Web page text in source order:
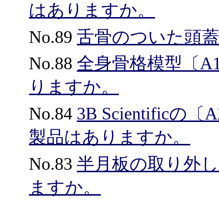
はありますか。
No.89舌骨のついた頭
No.88 全身骨格模型〔
りますか。
No.84 3B Scientificの〔
製品はありますか。
No.83半月板の取り外
ますか。